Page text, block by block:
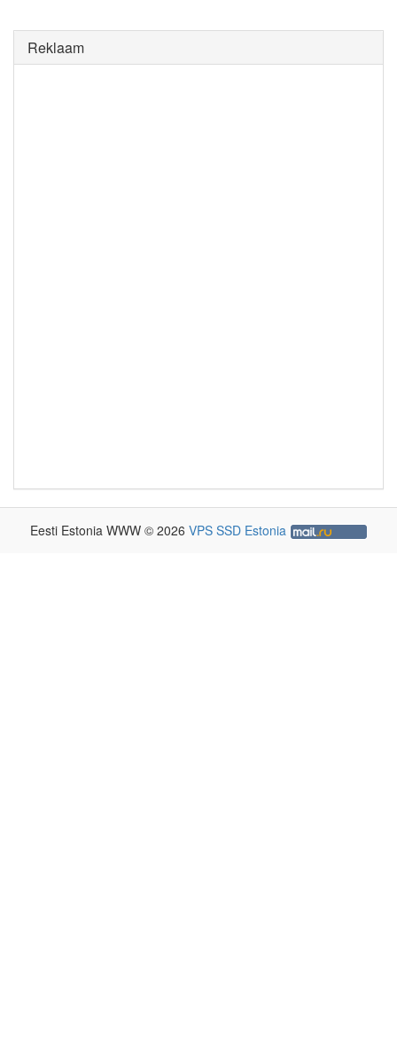
Reklaam
Eesti Estonia WWW © 2026 VPS SSD Estonia